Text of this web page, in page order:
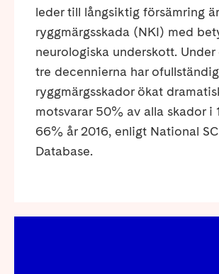
leder till långsiktig försämring
ryggmärgsskada (NKI) med
neurologiska underskott. Under
tre decennierna har
ryggmärgsskador ökat
motsvarar 50% av alla skador i
66% år 2016, enligt National
Database.